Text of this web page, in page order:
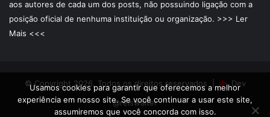
aos autores de cada um dos posts, não possuindo ligação com a
posição oficial de nenhuma instituição ou organização. >>> Ler
Mais <<<
© Copyright 2026, Todos os direitos reservados |
Dev
@reiswalter
Usamos cookies para garantir que oferecemos a melhor
experiência em nosso site. Se você continuar a usar este site,
assumiremos que você concorda com isso.